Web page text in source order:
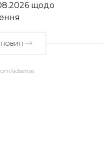
щодо
adsense: